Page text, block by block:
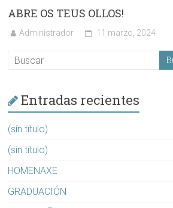
ABRE OS TEUS OLLOS!
Administrador 11 marzo, 2024
Entradas recientes
(sin título)
(sin título)
HOMENAXE
GRADUACIÓN